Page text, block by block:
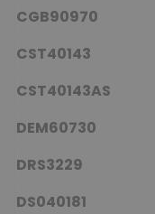
CGB90970
CST40143
CST40143AS
DEM60730
DRS3229
DS040181